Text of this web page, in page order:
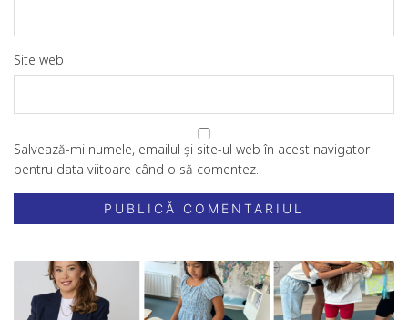
Site web
Salvează-mi numele, emailul și site-ul web în acest navigator
pentru data viitoare când o să comentez.